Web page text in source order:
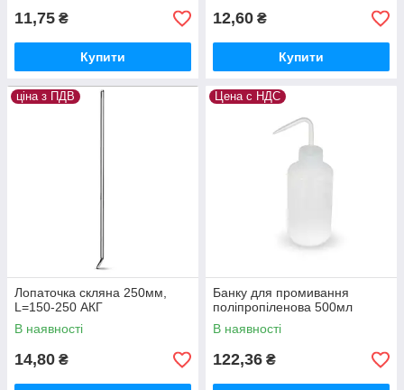
11,75 ₴
Купити
12,60 ₴
Купити
ціна з ПДВ
Лопаточка скляна 250мм,
L=150-250 АКГ
В наявності
14,80 ₴
Цена с НДС
Банку для промивання
поліпропіленова 500мл
В наявності
122,36 ₴